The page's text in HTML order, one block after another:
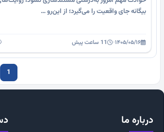
بیگانه جای واقعیت را می‌گیرد؛ از این‌رو …
۱۴۰۵/۰۵/۱۶· 11 ساعت پیش
1
درباره ما